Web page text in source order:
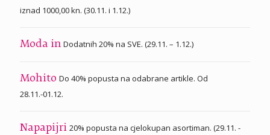
iznad 1000,00 kn. (30.11. i 1.12.)
Moda in Dodatnih 20% na SVE. (29.11. – 1.12.)
Mohito Do 40% popusta na odabrane artikle. Od
28.11.-01.12.
Napapijri 20% popusta na cjelokupan asortiman. (29.11. -